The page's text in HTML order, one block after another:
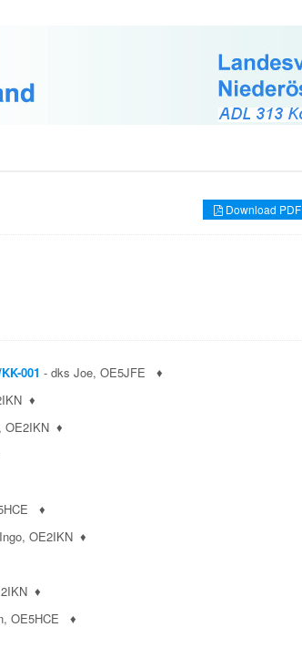
Download PDF
001 - dks Joe, OE5JFE
♦
♦
OE2IKN ♦
♦
OE2IKN ♦
♦
OE5HCE
♦